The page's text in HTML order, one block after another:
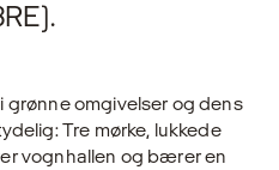
grønne omgivelser og dens
Tre mørke, luk­kede
vognhallen og bæ­rer en